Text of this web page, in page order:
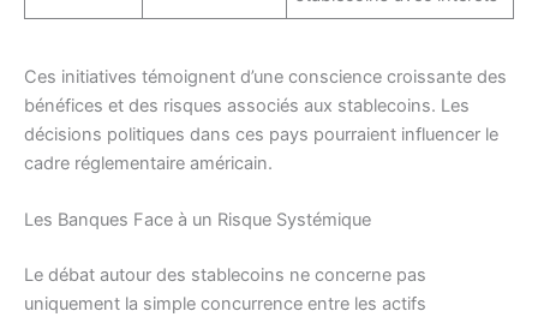
Ces initiatives témoignent d’une conscience croissante des
bénéfices et des risques associés aux stablecoins. Les
décisions politiques dans ces pays pourraient influencer le
cadre réglementaire américain.
Les Banques Face à un Risque Systémique
Le débat autour des stablecoins ne concerne pas
uniquement la simple concurrence entre les actifs